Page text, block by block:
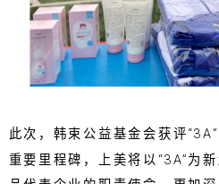
此次，韩束公益基金会获评
重要里程碑，上美将以“3A”为